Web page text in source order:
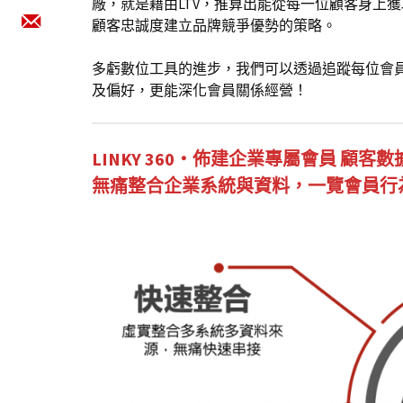
顧客忠誠度建立品牌競爭優勢的策略。
多虧數位工具的進步，我們可以透過追蹤每位
及偏好，更能深化會員關係經營！
LINKY 360・佈建企業專屬會員 顧客
無痛整合企業系統與資料，一覽會員